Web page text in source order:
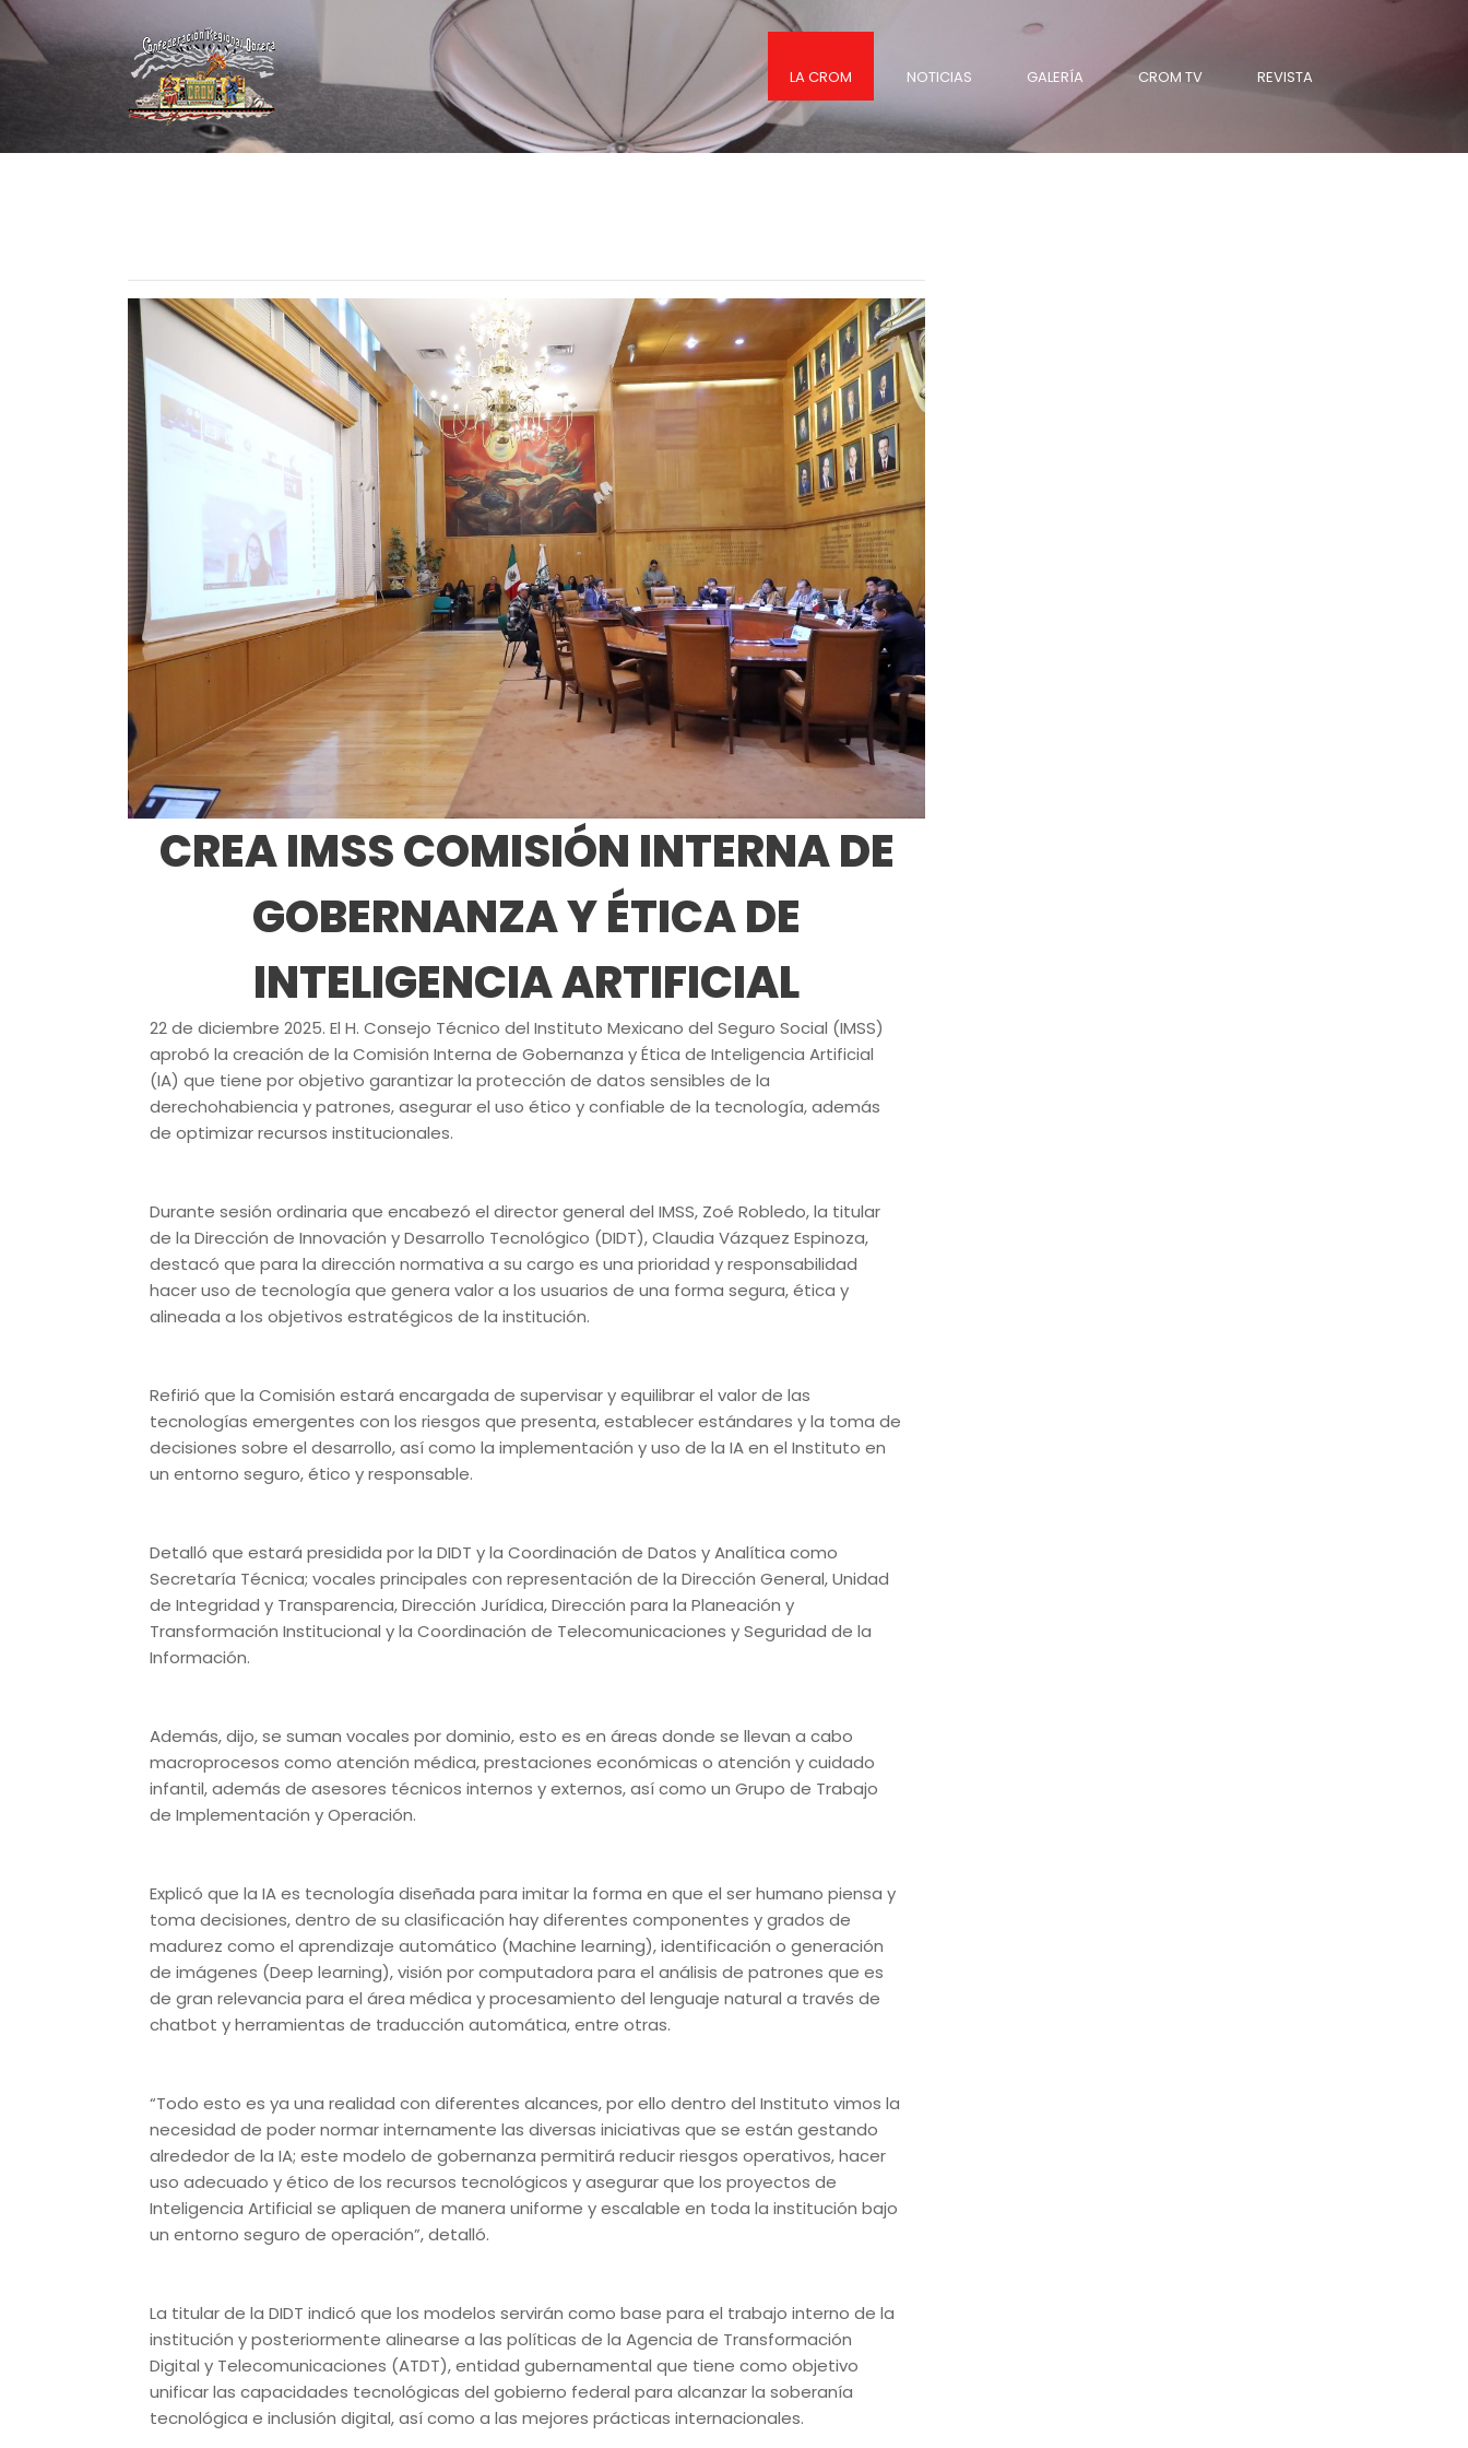
LA CROM NOTICIAS GALERÍA CROM TV REVISTA
CREA IMSS COMISIÓN INTERNA DE
GOBERNANZA Y ÉTICA DE
INTELIGENCIA ARTIFICIAL
22 de diciembre 2025. El H. Consejo Técnico del Instituto Mexicano del Seguro Social (IMSS)
aprobó la creación de la Comisión Interna de Gobernanza y Ética de Inteligencia Artificial
(IA) que tiene por objetivo garantizar la protección de datos sensibles de la
derechohabiencia y patrones, asegurar el uso ético y confiable de la tecnología, además
de optimizar recursos institucionales.
Durante sesión ordinaria que encabezó el director general del IMSS, Zoé Robledo, la titular
de la Dirección de Innovación y Desarrollo Tecnológico (DIDT), Claudia Vázquez Espinoza,
destacó que para la dirección normativa a su cargo es una prioridad y responsabilidad
hacer uso de tecnología que genera valor a los usuarios de una forma segura, ética y
alineada a los objetivos estratégicos de la institución.
Refirió que la Comisión estará encargada de supervisar y equilibrar el valor de las
tecnologías emergentes con los riesgos que presenta, establecer estándares y la toma de
decisiones sobre el desarrollo, así como la implementación y uso de la IA en el Instituto en
un entorno seguro, ético y responsable.
Detalló que estará presidida por la DIDT y la Coordinación de Datos y Analítica como
Secretaría Técnica; vocales principales con representación de la Dirección General, Unidad
de Integridad y Transparencia, Dirección Jurídica, Dirección para la Planeación y
Transformación Institucional y la Coordinación de Telecomunicaciones y Seguridad de la
Información.
Además, dijo, se suman vocales por dominio, esto es en áreas donde se llevan a cabo
macroprocesos como atención médica, prestaciones económicas o atención y cuidado
infantil, además de asesores técnicos internos y externos, así como un Grupo de Trabajo
de Implementación y Operación.
Explicó que la IA es tecnología diseñada para imitar la forma en que el ser humano piensa y
toma decisiones, dentro de su clasificación hay diferentes componentes y grados de
madurez como el aprendizaje automático (Machine learning), identificación o generación
de imágenes (Deep learning), visión por computadora para el análisis de patrones que es
de gran relevancia para el área médica y procesamiento del lenguaje natural a través de
chatbot y herramientas de traducción automática, entre otras.
“Todo esto es ya una realidad con diferentes alcances, por ello dentro del Instituto vimos la
necesidad de poder normar internamente las diversas iniciativas que se están gestando
alrededor de la IA; este modelo de gobernanza permitirá reducir riesgos operativos, hacer
uso adecuado y ético de los recursos tecnológicos y asegurar que los proyectos de
Inteligencia Artificial se apliquen de manera uniforme y escalable en toda la institución bajo
un entorno seguro de operación”, detalló.
La titular de la DIDT indicó que los modelos servirán como base para el trabajo interno de la
institución y posteriormente alinearse a las políticas de la Agencia de Transformación
Digital y Telecomunicaciones (ATDT), entidad gubernamental que tiene como objetivo
unificar las capacidades tecnológicas del gobierno federal para alcanzar la soberanía
tecnológica e inclusión digital, así como a las mejores prácticas internacionales.